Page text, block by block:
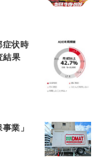
症状時
結果
業」